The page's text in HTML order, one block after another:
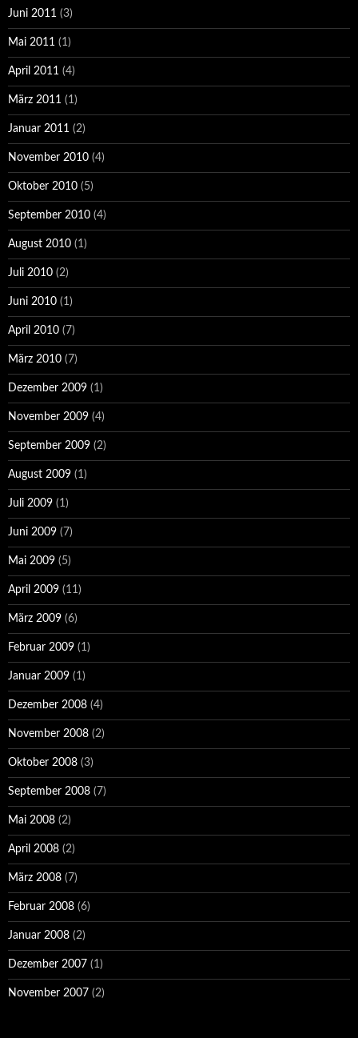
Juni 2011 (3)
Mai 2011 (1)
April 2011 (4)
März 2011 (1)
Januar 2011 (2)
November 2010 (4)
Oktober 2010 (5)
September 2010 (4)
August 2010 (1)
Juli 2010 (2)
Juni 2010 (1)
April 2010 (7)
März 2010 (7)
Dezember 2009 (1)
November 2009 (4)
September 2009 (2)
August 2009 (1)
Juli 2009 (1)
Juni 2009 (7)
Mai 2009 (5)
April 2009 (11)
März 2009 (6)
Februar 2009 (1)
Januar 2009 (1)
Dezember 2008 (4)
November 2008 (2)
Oktober 2008 (3)
September 2008 (7)
Mai 2008 (2)
April 2008 (2)
März 2008 (7)
Februar 2008 (6)
Januar 2008 (2)
Dezember 2007 (1)
November 2007 (2)